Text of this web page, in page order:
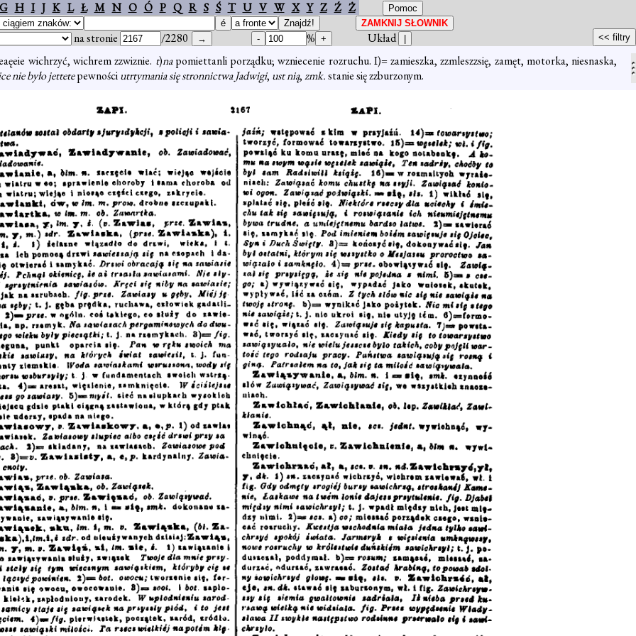
H I J K L Ł M N O Ó P Q R S Ś T U V W X Y Z Ź Ż
na stronie /2280 %
Układ
wichrzyć, wichrem zzwiznie. t)napomiettanli porządku; wzniecenie rozruchu. I)= zamieszka, zzmleszzsię, zamęt, motorka, niesnaska,
nie było jettetepewnościutrtymania się stronnictwa Jadwigi, ust nią,zmk.stanie się zzburzonym.